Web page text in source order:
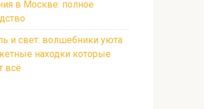
в Москве: полное
и свет: волшебники уюта
находки которые
всё